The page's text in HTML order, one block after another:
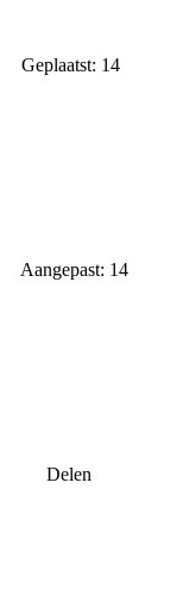
Geplaatst: 14
Aangepast: 14
Delen